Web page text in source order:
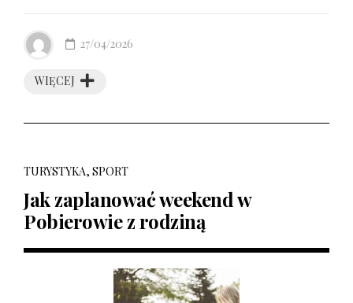
WIĘCEJ
27/04/2026
TURYSTYKA, SPORT
Jak zaplanować weekend w
Pobierowie z rodziną